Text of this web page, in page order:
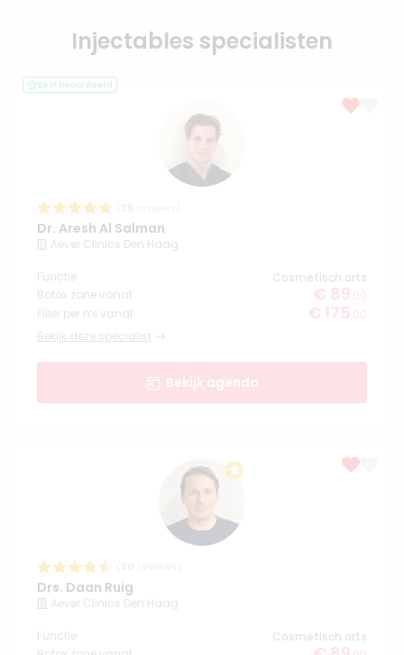
Injectables specialisten
Best beoordeeld
Dr. Aresh Al Salman
Aever Clinics Den Haag
Functie
Cosmetisch arts
Botox zone vanaf
€ 89 ,00
Filler per ml vanaf
€ 175 ,00
Bekijk deze specialist
Bekijk agenda
Drs. Daan Ruig
Aever Clinics Den Haag
Functie
Cosmetisch arts